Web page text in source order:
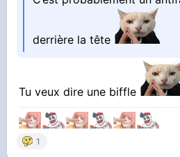
derrière la tête
Tu veux dire une biffle
1